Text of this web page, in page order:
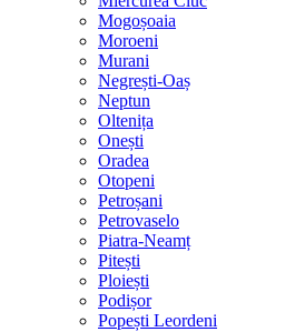
Mogoșoaia
Moroeni
Murani
Negrești-Oaș
Neptun
Oltenița
Onești
Oradea
Otopeni
Petroșani
Petrovaselo
Piatra-Neamț
Pitești
Ploiești
Podișor
Popești Leordeni